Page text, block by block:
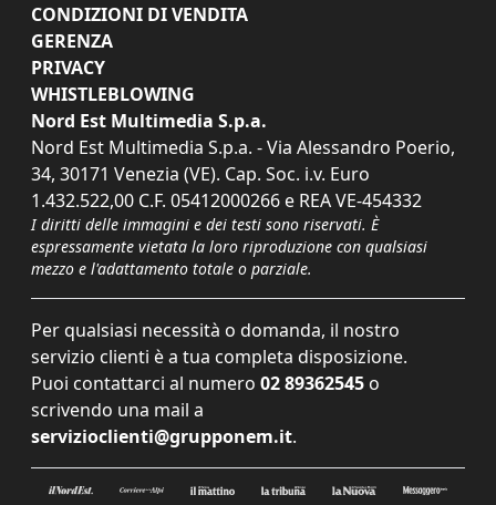
CONDIZIONI DI VENDITA
GERENZA
PRIVACY
WHISTLEBLOWING
Nord Est Multimedia S.p.a.
Nord Est Multimedia S.p.a. - Via Alessandro Poerio,
34, 30171 Venezia (VE). Cap. Soc. i.v. Euro
1.432.522,00 C.F. 05412000266 e REA VE-454332
I diritti delle immagini e dei testi sono riservati. È
espressamente vietata la loro riproduzione con qualsiasi
mezzo e l'adattamento totale o parziale.
Per qualsiasi necessità o domanda, il nostro
servizio clienti è a tua completa disposizione.
Puoi contattarci al numero 02 89362545 o
scrivendo una mail a
servizioclienti@grupponem.it.